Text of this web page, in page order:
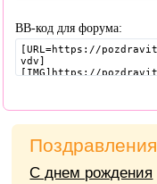
BB-код для форума:
Поздравления
С днем рождения